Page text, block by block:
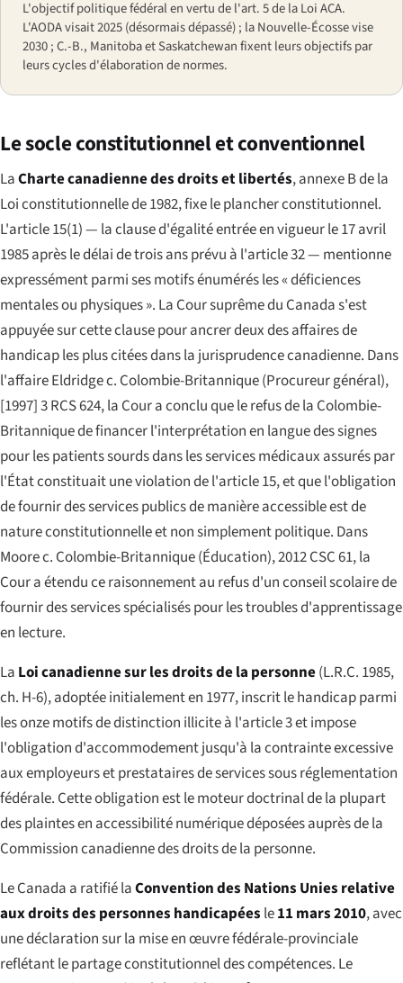
L'objectif politique fédéral en vertu de l'art. 5 de la Loi ACA.
L'AODA visait 2025 (désormais dépassé) ; la Nouvelle-Écosse vise
2030 ; C.-B., Manitoba et Saskatchewan fixent leurs objectifs par
leurs cycles d'élaboration de normes.
Le socle constitutionnel et conventionnel
LaCharte canadienne des droits et libertés, annexe B de la
Loi constitutionnelle de 1982, fixe le plancher constitutionnel.
L'article 15(1) — la clause d'égalité entrée en vigueur le 17 avril
1985 après le délai de trois ans prévu à l'article 32 — mentionne
expressément parmi ses motifs énumérés les « déficiences
mentales ou physiques ». La Cour suprême du Canada s'est
appuyée sur cette clause pour ancrer deux des affaires de
handicap les plus citées dans la jurisprudence canadienne. Dans
l'affaireEldridge c. Colombie-Britannique (Procureur général),
[1997] 3 RCS 624, la Cour a conclu que le refus de la Colombie-
Britannique de financer l'interprétation en langue des signes
pour les patients sourds dans les services médicaux assurés par
l'État constituait une violation de l'article 15, et que l'obligation
de fournir des services publics de manière accessible est de
nature constitutionnelle et non simplement politique. Dans
Moore c. Colombie-Britannique (Éducation), 2012 CSC 61, la
Cour a étendu ce raisonnement au refus d'un conseil scolaire de
fournir des services spécialisés pour les troubles d'apprentissage
en lecture.
La Loi canadienne sur les droits de la personne(L.R.C. 1985,
ch. H-6), adoptée initialement en 1977, inscrit le handicap parmi
les onze motifs de distinction illicite à l'article 3 et impose
l'obligation d'accommodement jusqu'à lacontrainte excessive
aux employeurs et prestataires de services sous réglementation
fédérale. Cette obligation est le moteur doctrinal de la plupart
des plaintes en accessibilité numérique déposées auprès de la
Commission canadienne des droits de la personne.
Le Canada a ratifié laConvention des Nations Unies relative
aux droits des personnes handicapées le11 mars 2010, avec
une déclaration sur la mise en œuvre fédérale-provinciale
reflétant le partage constitutionnel des compétences. Le